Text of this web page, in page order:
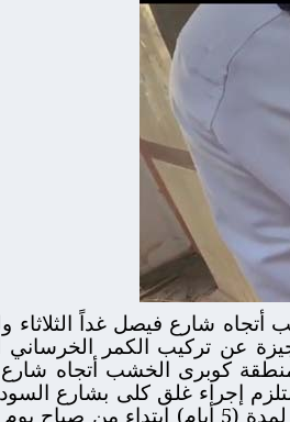
عن تركيب الكمر
كوبرى الخشب أتجاه
إجراء غلق كلى بشارع
الموقع المشار اليه نظراً لوقوف معده من الحجم الكبير ( ونش رفع عملاق ) وذلك لمدة (5 أيام)